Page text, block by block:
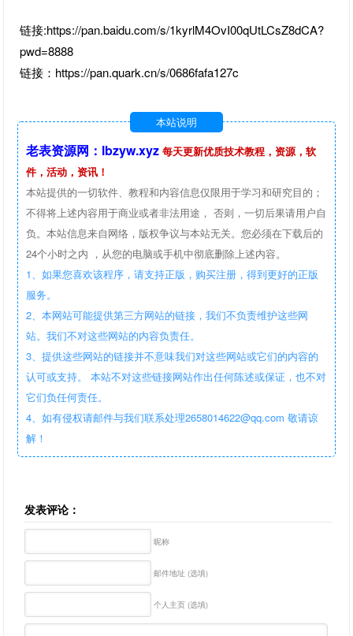
链接:https://pan.baidu.com/s/1kyrlM4OvI00qUtLCsZ8dCA?
pwd=8888
链接：https://pan.quark.cn/s/0686fafa127c
本站说明
老表资源网：lbzyw.xyz 每天更新优质技术教程，资源，软
件，活动，资讯！
本站提供的一切软件、教程和内容信息仅限用于学习和研究目的；
不得将上述内容用于商业或者非法用途， 否则，一切后果请用户自
负。本站信息来自网络，版权争议与本站无关。您必须在下载后的
24个小时之内 ，从您的电脑或手机中彻底删除上述内容。
1、如果您喜欢该程序，请支持正版，购买注册，得到更好的正版
服务。
2、本网站可能提供第三方网站的链接，我们不负责维护这些网
站。我们不对这些网站的内容负责任。
3、提供这些网站的链接并不意味我们对这些网站或它们的内容的
认可或支持。 本站不对这些链接网站作出任何陈述或保证，也不对
它们负任何责任。
4、如有侵权请邮件与我们联系处理2658014622@qq.com 敬请谅
解！
发表评论：
昵称
邮件地址 (选填)
个人主页 (选填)